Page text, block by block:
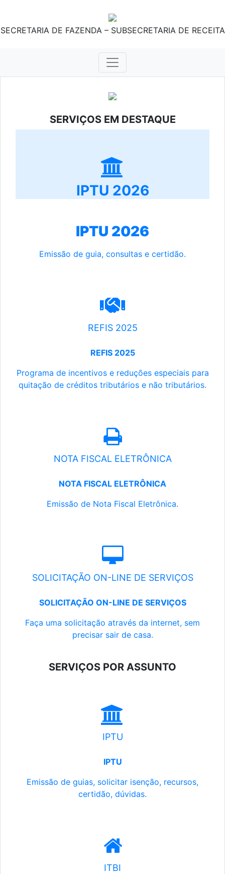
SECRETARIA DE FAZENDA – SUBSECRETARIA DE RECEITA
SERVIÇOS EM DESTAQUE
IPTU 2026
IPTU 2026
Emissão de guia, consultas e certidão.
REFIS 2025
REFIS 2025
Programa de incentivos e reduções especiais para
quitação de créditos tributários e não tributários.
NOTA FISCAL ELETRÔNICA
NOTA FISCAL ELETRÔNICA
Emissão de Nota Fiscal Eletrônica.
SOLICITAÇÃO ON-LINE DE SERVIÇOS
SOLICITAÇÃO ON-LINE DE SERVIÇOS
Faça uma solicitação através da internet, sem
precisar sair de casa.
SERVIÇOS POR ASSUNTO
IPTU
IPTU
Emissão de guias, solicitar isenção, recursos,
certidão, dúvidas.
ITBI